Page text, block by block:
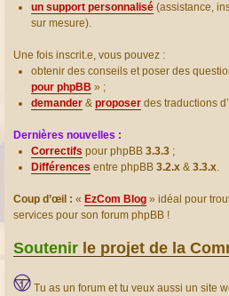
un support personnalisé (assistance,
sur mesure).
Une fois inscrit.e, vous pouvez :
obtenir des conseils et poser des
pour phpBB » ;
demander & proposer des traductions
Dernières nouvelles :
Correctifs pour phpBB 3.3.3 ;
Différences entre phpBB 3.2.x & 3.3.x.
Coup d’œil : « EzCom Blog » idéal pour
services pour son forum phpBB !
Soutenir le projet de la
Tu as un forum et tu veux aussi un site